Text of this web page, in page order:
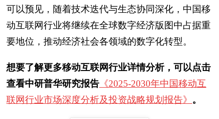
可以预见，随着技术迭代与生态协同深化，中国移
动互联网行业将继续在全球数字经济版图中占据重
要地位，推动经济社会各领域的数字化转型。
想要了解更多移动互联网行业详情分析，可以点击
查看中研普华研究报告 《2025-2030年中国移动互
联网行业市场深度分析及投资战略规划报告》 。